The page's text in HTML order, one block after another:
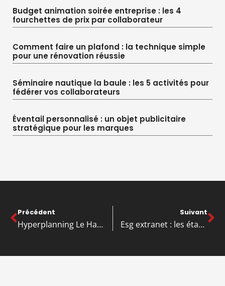
Budget animation soirée entreprise : les 4
fourchettes de prix par collaborateur
Comment faire un plafond : la technique simple
pour une rénovation réussie
Séminaire nautique la baule : les 5 activités pour
fédérer vos collaborateurs
Éventail personnalisé : un objet publicitaire
stratégique pour les marques
Précédent
Hyperplanning Le Havre : le lien de connexion et dépannage express
Suivant
Esg extranet : les étapes essentielles pour une connexion rapide et sécurisée